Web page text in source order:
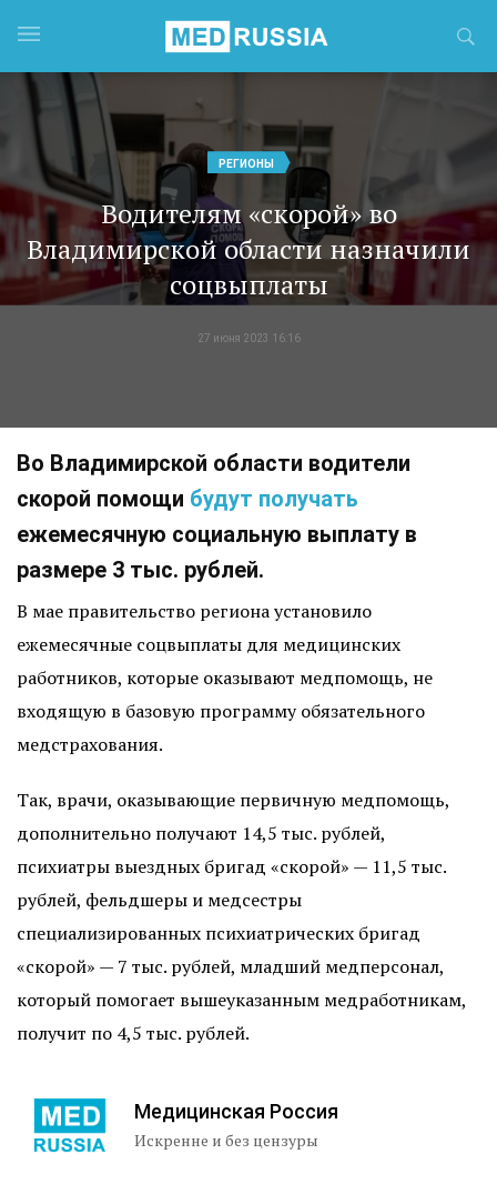
РЕГИОНЫ
Водителям «скорой» во
Владимирской области назначили
соцвыплаты
27 июня 2023 16:16
Во Владимирской области водители
скорой помощи будут получать
ежемесячную социальную выплату в
размере 3 тыс. рублей.
В мае правительство региона установило
ежемесячные соцвыплаты для медицинских
работников, которые оказывают медпомощь, не
входящую в базовую программу обязательного
медстрахования.
Так, врачи, оказывающие первичную медпомощь,
дополнительно получают 14,5 тыс. рублей,
психиатры выездных бригад «скорой» — 11,5 тыс.
рублей, фельдшеры и медсестры
специализированных психиатрических бригад
«скорой» — 7 тыс. рублей, младший медперсонал,
который помогает вышеуказанным медработникам,
получит по 4,5 тыс. рублей.
Медицинская Россия
Искренне и без цензуры